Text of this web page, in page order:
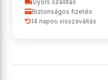
Gyors szállítás
Biztonságos fizetés
14 napos visszaváltás